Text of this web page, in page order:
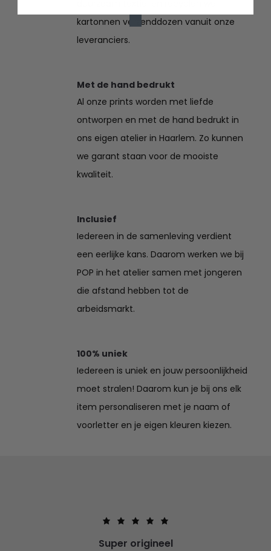
kartonnen verzenddozen vanuit onze
leveranciers.
Met de hand bedrukt
Al onze prints worden met liefde
ontworpen en met de hand bedrukt in
ons eigen atelier in Haarlem. Zo kunnen
we garant staan voor de mooiste
kwaliteit.
Inclusief
Iedereen in de samenleving verdient
een eerlijke kans. Daarom werken we bij
POP in het atelier samen met jongeren
die afstand hebben tot de
arbeidsmarkt.
100% uniek
Iedereen is uniek en jouw persoonlijkheid
moet stralen! Daarom kun je bij ons elk
item personaliseren met je naam of
voorletter en je eigen kleuren kiezen.
Super origineel